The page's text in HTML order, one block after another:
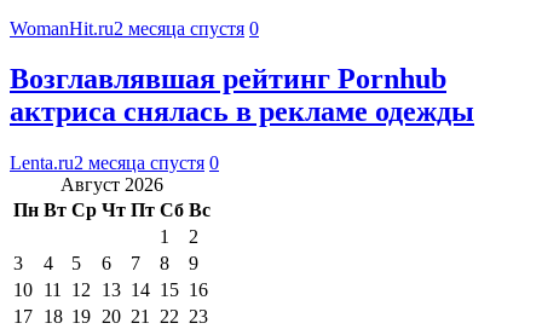
WomanHit.ru2 месяца спустя 0
Возглавлявшая рейтинг Pornhub
актриса снялась в рекламе одежды
Lenta.ru2 месяца спустя 0
Август 2026
Пн Вт Ср Чт Пт Сб Вс
1
2
3
4 5 6 7 8
9
10 11 12 13 14 15 16
17 18 19 20 21 22 23